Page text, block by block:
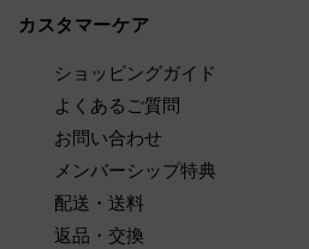
カスタマーケア
ショッピングガイド
よくあるご質問
お問い合わせ
メンバーシップ特典
配送・送料
返品・交換